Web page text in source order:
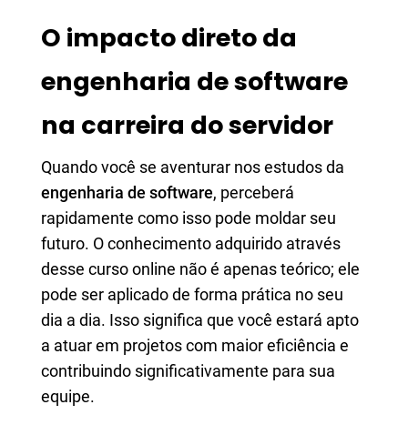
O impacto direto da
engenharia de software
na carreira do servidor
Quando você se aventurar nos estudos da
engenharia de software, perceberá
rapidamente como isso pode moldar seu
futuro. O conhecimento adquirido através
desse curso online não é apenas teórico; ele
pode ser aplicado de forma prática no seu
dia a dia. Isso significa que você estará apto
a atuar em projetos com maior eficiência e
contribuindo significativamente para sua
equipe.